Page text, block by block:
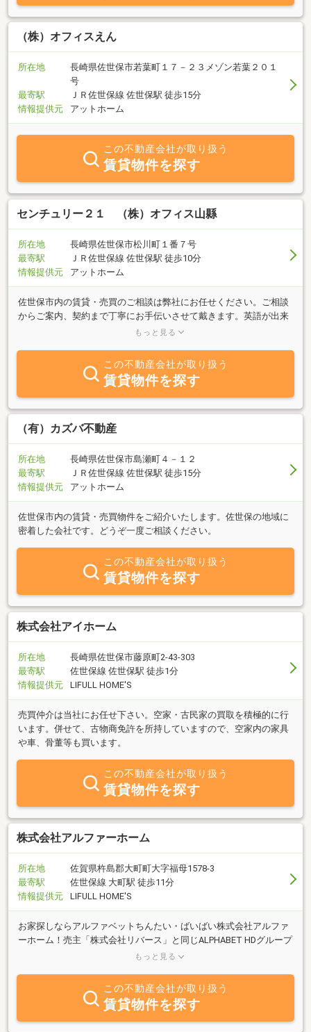
（株）オフィスえん
所在地
長崎県佐世保市若葉町１７－２３メゾン若葉２０１
号
最寄駅
ＪＲ佐世保線 佐世保駅 徒歩15分
情報提供元
アットホーム
この不動産会社が取り扱う
賃貸物件を探す
センチュリー２１ （株）オフィス山縣
所在地
長崎県佐世保市松川町１番７号
最寄駅
ＪＲ佐世保線 佐世保駅 徒歩10分
情報提供元
アットホーム
佐世保市内の賃貸・売買のご相談は弊社にお任せください。ご相談
からご案内、契約まで丁寧にお手伝いさせて戴きます。英語が出来
るスタッフが在籍し、米軍向けの賃貸物件も取り扱っております。
もっと見る
この不動産会社が取り扱う
賃貸物件を探す
（有）カズバ不動産
所在地
長崎県佐世保市島瀬町４－１２
最寄駅
ＪＲ佐世保線 佐世保駅 徒歩15分
情報提供元
アットホーム
佐世保市内の賃貸・売買物件をご紹介いたします。佐世保の地域に
密着した会社です。どうぞ一度ご相談ください。
この不動産会社が取り扱う
賃貸物件を探す
株式会社アイホーム
所在地
長崎県佐世保市藤原町2-43-303
最寄駅
佐世保線 佐世保駅 徒歩1分
情報提供元
LIFULL HOME'S
売買仲介は当社にお任せ下さい。空家・古民家の買取を積極的に行
います。併せて、古物商免許を所持していますので、空家内の家具
や車、骨董等も買います。
この不動産会社が取り扱う
賃貸物件を探す
株式会社アルファーホーム
所在地
佐賀県杵島郡大町町大字福母1578-3
最寄駅
佐世保線 大町駅 徒歩11分
情報提供元
LIFULL HOME'S
お家探しならアルファベットちんたい・ばいばい株式会社アルファ
ーホーム！売主「株式会社リバース」と同じALPHABET HDグループ
の一員で「買ってから後悔しない住まい選び」を大切にご案内をし
もっと見る
この不動産会社が取り扱う
賃貸物件を探す